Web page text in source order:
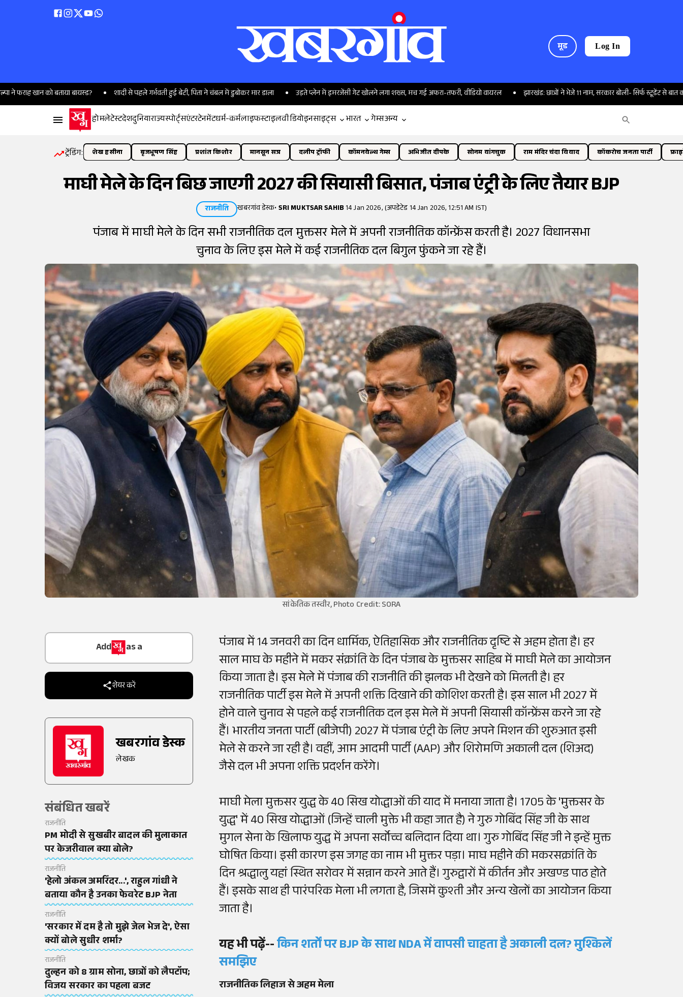
मूड Log In
को बताया बायस्ड? शादी से पहले गर्भवती हुई बेटी, पिता ने चंबल में डुबोकर मार डाला उड़ते प्लेन में इमरजेंसी गेट खोलने लगा शख्स, मच गई अफरा-तफरी, वीडियो वायरल झारखंड: छात्रों ने भेजे 11 नाम, सरकार बोली- सिर्फ स्टूडेंट से बात करेंगे
होमलेटेस्टदेशदुनियाराज्यस्पोर्ट्सएंटरटेनमेंटधर्म-कर्मलाइफस्टाइलवीडियोइनसाइट्स भारत गेम्सअन्य
ट्रेंडिंग: शेख हसीना बृजभूषण सिंह प्रशांत किशोर मानसून सत्र दलीप ट्रॉफी कॉमनवेल्थ गेम्स अभिजीत दीपके सोनम वांगचुक राम मंदिर चंदा विवाद कॉकरोच जनता पार्टी
माघी मेले के दिन बिछ जाएगी 2027 की सियासी बिसात, पंजाब एंट्री के लिए तैयार BJP
राजनीति खबरगांव डेस्क•SRI MUKTSAR SAHIB14 Jan 2026, (अपडेटेड 14 Jan 2026, 12:51 AM IST)
पंजाब में माघी मेले के दिन सभी राजनीतिक दल मुक्तसर मेले में अपनी राजनीतिक कॉन्फ्रेंस करती है। 2027 विधानसभा
चुनाव के लिए इस मेले में कई राजनीतिक दल बिगुल फुंकने जा रहे हैं।
सांकेतिक तस्वीर, Photo Credit: SORA
Trusted Source on
शेयर करें
खबरगांव डेस्क
लेखक
संबंधित खबरें
राजनीति
PM मोदी से सुखबीर बादल की मुलाकात
पर केजरीवाल क्या बोले?
राजनीति
'हेलो अंकल अमरिंदर...', राहुल गांधी ने
बताया कौन है उनका फेवरेट BJP नेता
राजनीति
'सरकार में दम है तो मुझे जेल भेज दे', ऐसा
क्यों बोले सुधीर शर्मा?
राजनीति
दुल्हन को 8 ग्राम सोना, छात्रों को लैपटॉप;
विजय सरकार का पहला बजट
पंजाब में 14 जनवरी का दिन धार्मिक, ऐतिहासिक और राजनीतिक दृष्टि से अहम होता है। हर
साल माघ के महीने में मकर संक्रांति के दिन पंजाब के मुक्तसर साहिब में माघी मेले का आयोजन
किया जाता है। इस मेले में पंजाब की राजनीति की झलक भी देखने को मिलती है। हर
राजनीतिक पार्टी इस मेले में अपनी शक्ति दिखाने की कोशिश करती है। इस साल भी 2027 में
होने वाले चुनाव से पहले कई राजनीतिक दल इस मेले में अपनी सियासी कॉन्फ्रेंस करने जा रहे
हैं। भारतीय जनता पार्टी (बीजेपी) 2027 में पंजाब एंट्री के लिए अपने मिशन की शुरुआत इसी
मेले से करने जा रही है। वहीं, आम आदमी पार्टी (AAP) और शिरोमणि अकाली दल (शिअद)
जैसे दल भी अपना शक्ति प्रदर्शन करेंगे।
माघी मेला मुक्तसर युद्ध के 40 सिख योद्धाओं की याद में मनाया जाता है। 1705 के 'मुक्तसर के
युद्ध' में 40 सिख योद्धाओं (जिन्हें चाली मुक्ते भी कहा जात है) ने गुरु गोबिंद सिंह जी के साथ
मुगल सेना के खिलाफ युद्ध में अपना सर्वोच्च बलिदान दिया था। गुरु गोबिंद सिंह जी ने इन्हें मुक्त
घोषित किया। इसी कारण इस जगह का नाम भी मुक्तर पड़ा। माघ महीने की मकरसक्रांति के
दिन श्रद्धालु यहां स्थित सरोवर में सन्नान करने आते हैं। गुरुद्वारों में कीर्तन और अखण्ड पाठ होते
हैं। इसके साथ ही पारंपरिक मेला भी लगता है, जिसमें कुश्ती और अन्य खेलों का आयोजन किया
जाता है।
यह भी पढ़ें--किन शर्तों पर BJP के साथ NDA में वापसी चाहता है अकाली दल? मुश्किलें
समझिए
राजनीतिक लिहाज से अहम मेला